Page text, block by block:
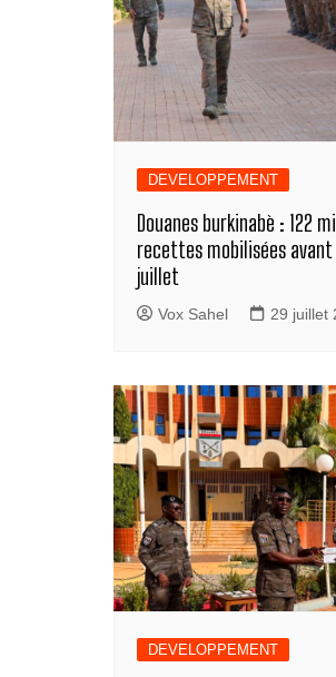
DEVELOPPEMENT
Douanes burkinabè : 122
recettes mobilisées
juillet
Vox Sahel 29 juillet
DEVELOPPEMENT